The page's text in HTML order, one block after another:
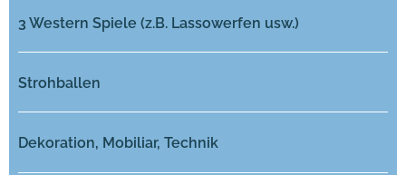
3 Western Spiele (z.B. Lassowerfen usw.)
Strohballen
Dekoration, Mobiliar, Technik